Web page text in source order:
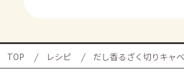
TOP レシピ だし香るざく切りキャ